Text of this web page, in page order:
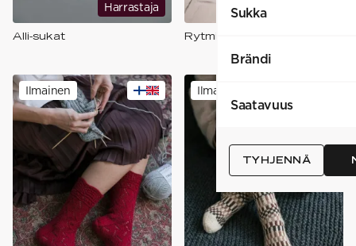
Sukka
Brändi
Saatavuus
TYHJENNÄ
Harrastaja
Alli-sukat Rytmikäs-villasukat
Ilmainen Ilmainen